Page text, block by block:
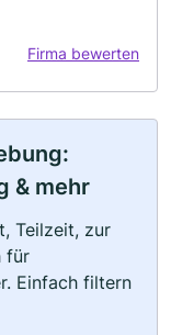
Firma bewerten
& mehr
Teilzeit, zur
für
Einfach filtern